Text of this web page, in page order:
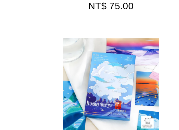
NT$ 75.00